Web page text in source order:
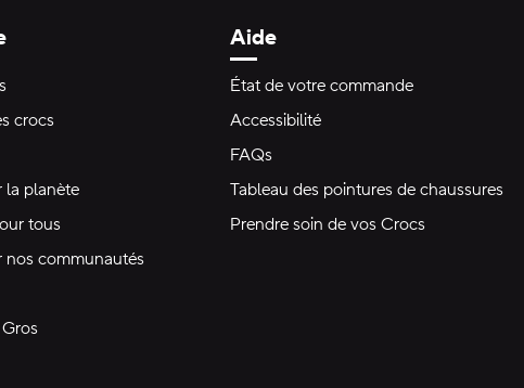
crocs
planète
tous
communautés
Aide
État de votre commande
Accessibilité
FAQs
Tableau des pointures de chaussures
Prendre soin de vos Crocs